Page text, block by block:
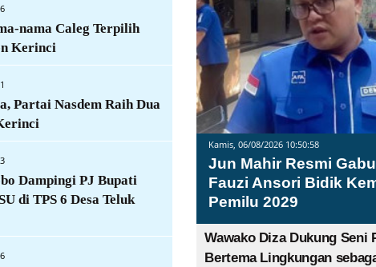
nama Caleg Terpilih
Kerinci
Partai Nasdem Raih Dua
Dampingi PJ Bupati
di TPS 6 Desa Teluk
Kamis, 06/08/2026 10:50:58
Jun Mahir Resmi
Fauzi Ansori Bidik
Pemilu 2029
Wawako Diza Dukung Seni
Bertema Lingkungan